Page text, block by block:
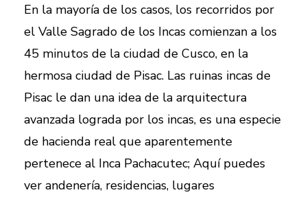
En la mayoría de los casos, los recorridos por
el Valle Sagrado de los Incas comienzan a los
45 minutos de la ciudad de Cusco, en la
hermosa ciudad de Pisac. Las ruinas incas de
Pisac le dan una idea de la arquitectura
avanzada lograda por los incas, es una especie
de hacienda real que aparentemente
pertenece al Inca Pachacutec; Aquí puedes
ver andenería, residencias, lugares